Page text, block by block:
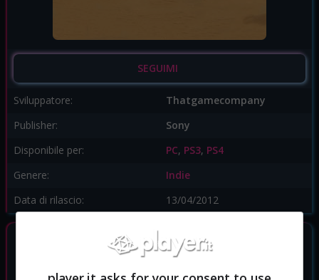
SEGUIMI
Sviluppatore:
Thatgamecompany
Publisher:
Sony
Disponibile per:
PC, PS3, PS4
Genere:
Indie
Data di rilascio:
13/04/2012
GIOCHI SIMILI